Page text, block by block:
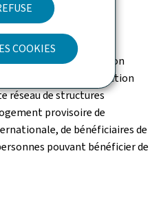
COOKIES
est en charge de
de protection
et de protection
réseau de structures
provisoire de
de bénéficiaires de
pouvant bénéficier de